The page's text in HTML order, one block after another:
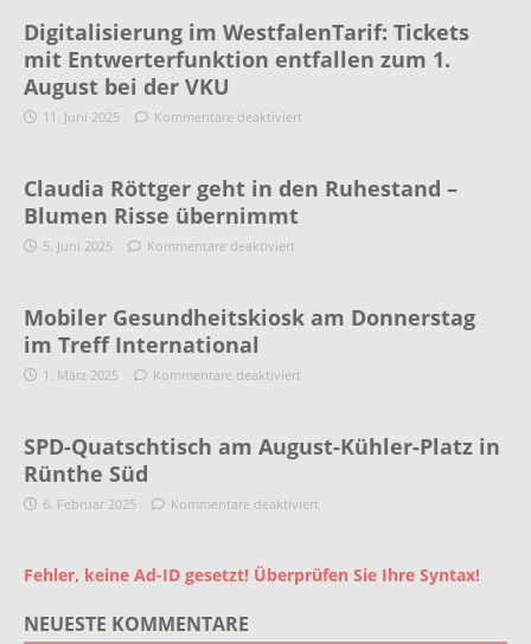
Digitalisierung im WestfalenTarif: Tickets
mit Entwerterfunktion entfallen zum 1.
August bei der VKU
11. Juni 2025 Kommentare deaktiviert
Claudia Röttger geht in den Ruhestand –
Blumen Risse übernimmt
5. Juni 2025 Kommentare deaktiviert
Mobiler Gesundheitskiosk am Donnerstag
im Treff International
1. März 2025 Kommentare deaktiviert
SPD-Quatschtisch am August-Kühler-Platz in
Rünthe Süd
6. Februar 2025 Kommentare deaktiviert
Fehler, keine Ad-ID gesetzt! Überprüfen Sie Ihre Syntax!
NEUESTE KOMMENTARE